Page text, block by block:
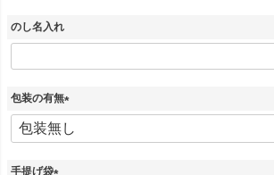
)
のし名入れ
包装の有無
(
必
手提げ袋